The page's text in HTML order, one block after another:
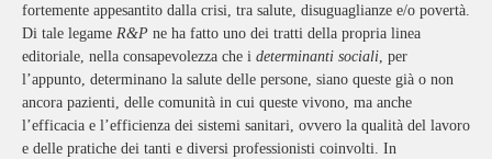
fortemente appesantito dalla crisi, tra salute, disuguaglianze e/o povertà.
Di tale legame R&P ne ha fatto uno dei tratti della propria linea
editoriale, nella consapevolezza che i determinanti sociali , per
l’appunto, determinano la salute delle persone, siano queste già o non
ancora pazienti, delle comunità in cui queste vivono, ma anche
l’efficacia e l’efficienza dei sistemi sanitari, ovvero la qualità del lavoro
e delle pratiche dei tanti e diversi professionisti coinvolti. In